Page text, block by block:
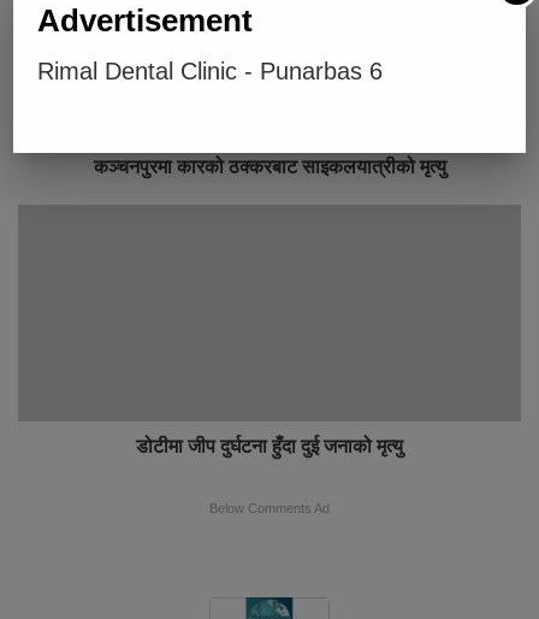
कञ्चनपुरमा कारको ठक्करबाट साइकलयात्रीको मृत्यु
डोटीमा जीप दुर्घटना हुँदा दुई जनाको मृत्यु
Below Comments Ad
Advertisement
Rimal Dental Clinic - Punarbas 6